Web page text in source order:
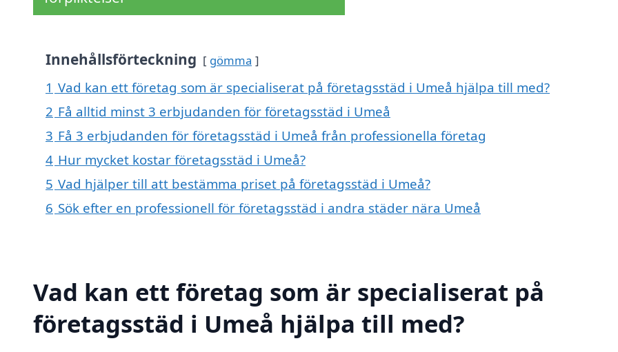
Innehållsförteckning gömma
1 Vad kan ett företag som är specialiserat på företagsstäd i Umeå hjälpa till med?
2 Få alltid minst 3 erbjudanden för företagsstäd i Umeå
3 Få 3 erbjudanden för företagsstäd i Umeå från professionella företag
4 Hur mycket kostar företagsstäd i Umeå?
5 Vad hjälper till att bestämma priset på företagsstäd i Umeå?
6 Sök efter en professionell för företagsstäd i andra städer nära Umeå
Vad kan ett företag som är specialiserat på
företagsstäd i Umeå hjälpa till med?